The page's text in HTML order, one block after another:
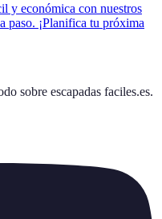
y económica con nuestros
paso. ¡Planifica tu próxima
sobre escapadas faciles.es.